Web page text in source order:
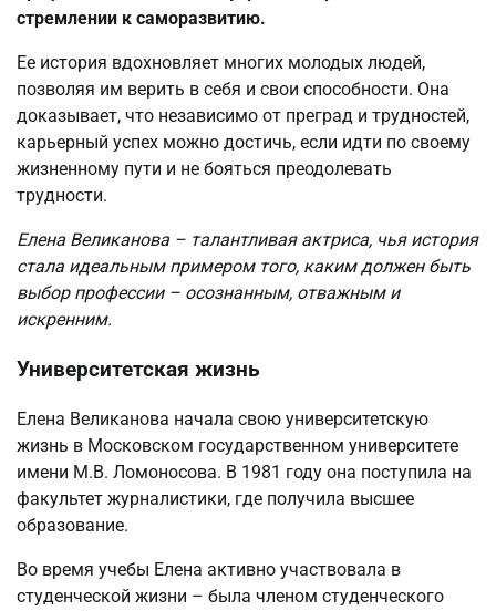
стремлении к саморазвитию.
Ее история вдохновляет многих молодых людей,
позволяя им верить в себя и свои способности. Она
доказывает, что независимо от преград и трудностей,
карьерный успех можно достичь, если идти по своему
жизненному пути и не бояться преодолевать
трудности.
Елена Великанова – талантливая актриса, чья история
стала идеальным примером того, каким должен быть
выбор профессии – осознанным, отважным и
искренним.
Университетская жизнь
Елена Великанова начала свою университетскую
жизнь в Московском государственном университете
имени М.В. Ломоносова. В 1981 году она поступила на
факультет журналистики, где получила высшее
образование.
Во время учебы Елена активно участвовала в
студенческой жизни – была членом студенческого